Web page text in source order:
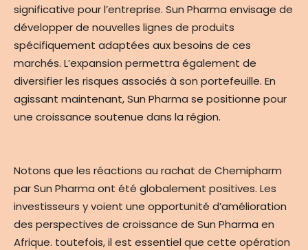
significative pour l’entreprise. Sun Pharma envisage de
développer de nouvelles lignes de produits
spécifiquement adaptées aux besoins de ces
marchés. L’expansion permettra également de
diversifier les risques associés à son portefeuille. En
agissant maintenant, Sun Pharma se positionne pour
une croissance soutenue dans la région.
Notons que les réactions au rachat de Chemipharm
par Sun Pharma ont été globalement positives. Les
investisseurs y voient une opportunité d’amélioration
des perspectives de croissance de Sun Pharma en
Afrique. toutefois, il est essentiel que cette opération